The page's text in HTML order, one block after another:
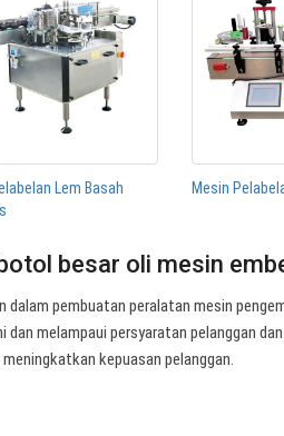
Lem Basah
Mesin
besar oli mesin
pembuatan peralatan mesin
melampaui persyaratan pelanggan
kepuasan pelanggan.